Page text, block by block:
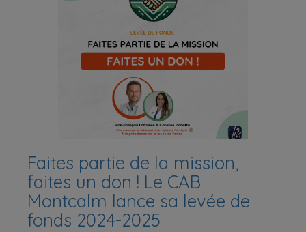
Faites partie de la mission,
faites un don ! Le CAB
Montcalm lance sa levée de
fonds 2024-2025